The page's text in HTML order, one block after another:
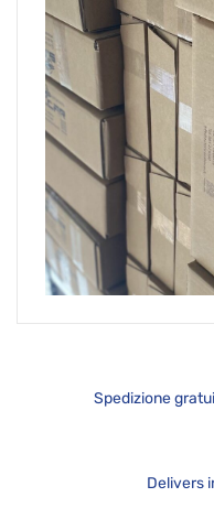
Spedizione
Delivers